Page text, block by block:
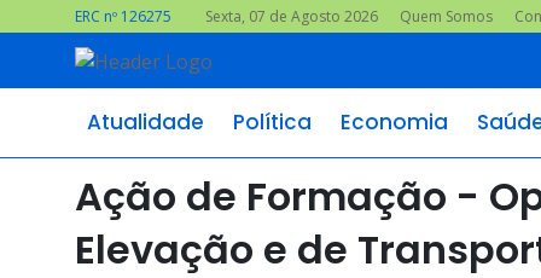
ERC nº 126275 Sexta, 07 de Agosto 2026 Quem Somos
Atualidade Política Economia
Ação de Formação -
Elevação e de